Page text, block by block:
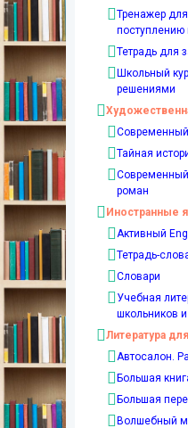
Тренажер
поступлению
Тетрадь для
Школьный
решениями
Тайная
роман
Иностранные
Активный
Тетрадь-
Словари
Учебная
школьников и
Литература
Автосалон.
Большая
Большая
Волшебный